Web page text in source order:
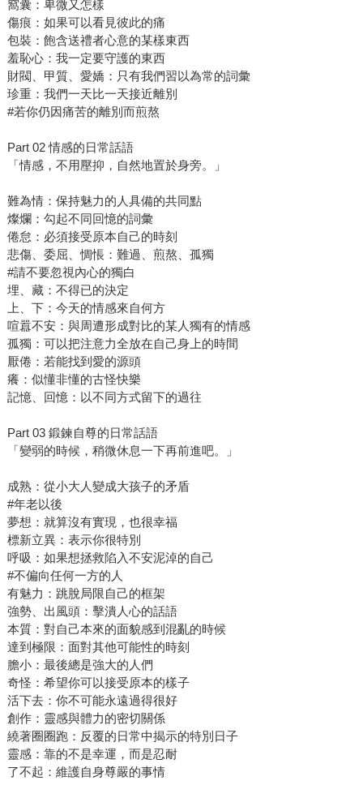
窩囊：卑微又怎樣
傷痕：如果可以看見彼此的痛
包裝：飽含送禮者心意的某樣東西
羞恥心：我一定要守護的東西
財閥、甲質、愛嬌：只有我們習以為常的詞彙
珍重：我們一天比一天接近離別
#若你仍因痛苦的離別而煎熬
Part 02 情感的日常話語
「情感，不用壓抑，自然地置於身旁。」
難為情：保持魅力的人具備的共同點
燦爛：勾起不同回憶的詞彙
倦怠：必須接受原本自己的時刻
悲傷、委屈、惆悵：難過、煎熬、孤獨
#請不要忽視內心的獨白
埋、藏：不得已的決定
上、下：今天的情感來自何方
喧囂不安：與周遭形成對比的某人獨有的情感
孤獨：可以把注意力全放在自己身上的時間
厭倦：若能找到愛的源頭
癢：似懂非懂的古怪快樂
記憶、回憶：以不同方式留下的過往
Part 03 鍛鍊自尊的日常話語
「變弱的時候，稍微休息一下再前進吧。」
成熟：從小大人變成大孩子的矛盾
#年老以後
夢想：就算沒有實現，也很幸福
標新立異：表示你很特別
呼吸：如果想拯救陷入不安泥淖的自己
#不偏向任何一方的人
有魅力：跳脫局限自己的框架
強勢、出風頭：擊潰人心的話語
本質：對自己本來的面貌感到混亂的時候
達到極限：面對其他可能性的時刻
膽小：最後總是強大的人們
奇怪：希望你可以接受原本的樣子
活下去：你不可能永遠過得很好
創作：靈感與體力的密切關係
繞著圈圈跑：反覆的日常中揭示的特別日子
靈感：靠的不是幸運，而是忍耐
了不起：維護自身尊嚴的事情